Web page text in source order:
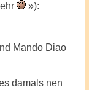
»):
Mando Diao
damals nen